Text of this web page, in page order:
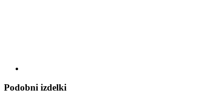
Podobni izdelki